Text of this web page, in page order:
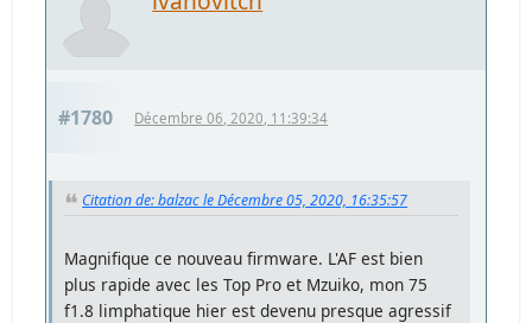
#1780 Décembre 06, 2020, 11:39:34
Citation de: balzac le Décembre 05, 2020, 16:35:57
Magnifique ce nouveau firmware. L'AF est bien
plus rapide avec les Top Pro et Mzuiko, mon 75
f1.8 limphatique hier est devenu presque agressif